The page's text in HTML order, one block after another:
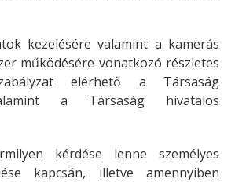
kezelésére valamint a kamerás
működésére vonatkozó részletes
elérhető a Társaság
a Társaság hivatalos
kérdése lenne személyes
kapcsán, illetve amennyiben